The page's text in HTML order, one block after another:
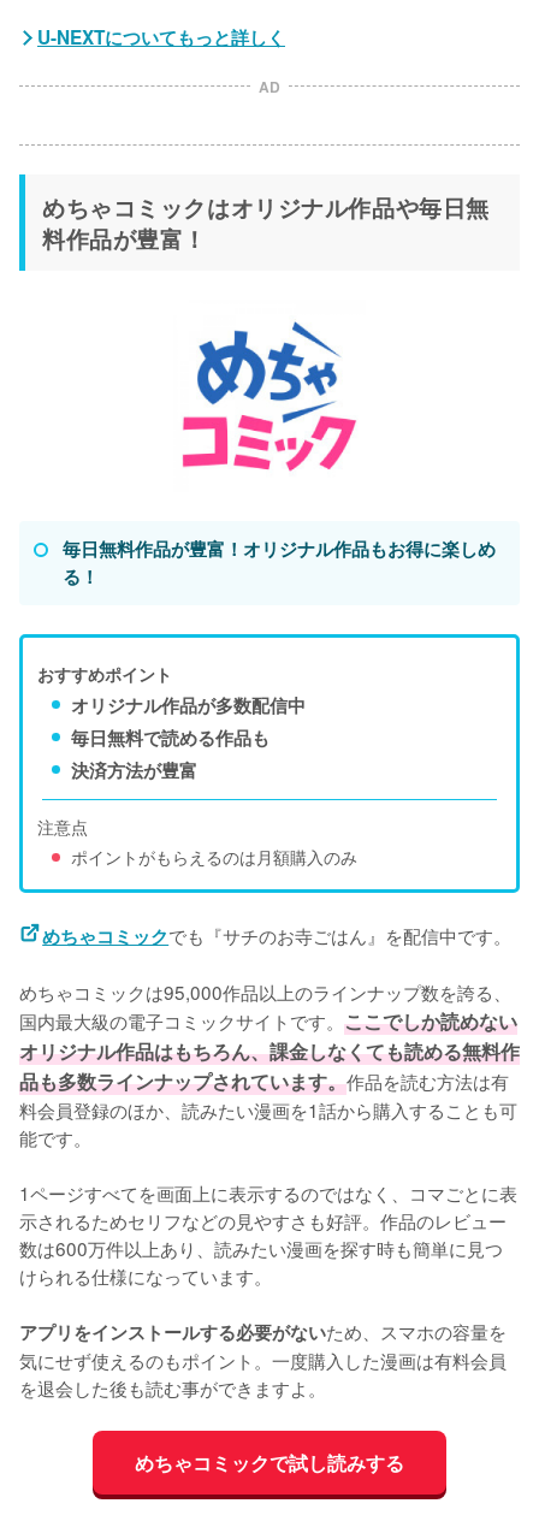
U-NEXTについてもっと詳しく
AD
めちゃコミックはオリジナル作品や毎日無
料作品が豊富！
毎日無料作品が豊富！オリジナル作品もお得に楽しめ
る！
おすすめポイント
オリジナル作品が多数配信中
毎日無料で読める作品も
決済方法が豊富
注意点
ポイントがもらえるのは月額購入のみ
めちゃコミックでも『サチのお寺ごはん』を配信中です。
めちゃコミックは95,000作品以上のラインナップ数を誇る、
国内最大級の電子コミックサイトです。 ここでしか読めない
オリジナル作品はもちろん、課金しなくても読める無料作
品も多数ラインナップされています。作品を読む方法は有
料会員登録のほか、読みたい漫画を1話から購入することも可
能です。
1ページすべてを画面上に表示するのではなく、コマごとに表
示されるためセリフなどの見やすさも好評。作品のレビュー
数は600万件以上あり、読みたい漫画を探す時も簡単に見つ
けられる仕様になっています。
アプリをインストールする必要がないため、スマホの容量を
気にせず使えるのもポイント。一度購入した漫画は有料会員
を退会した後も読む事ができますよ。
めちゃコミックで試し読みする